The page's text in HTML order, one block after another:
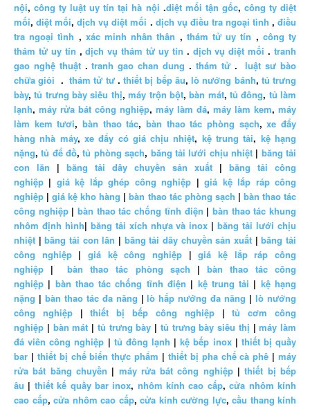
nội,công ty luật uy tín tại hà nội .diệt mối tận gốc, công ty diệt
mối,diệt mối,dịch vụ diệt mối . dịch vụ điều tra ngoại tình ,điều
tra ngoại tình , xác minh nhân thân , thám tử uy tín , công ty
thám tử uy tín ,dịch vụ thám tử uy tín . dịch vụ diệt mối .tranh
gao nghệ thuật.tranh gao chan dung . thám tử.luật sư bào
chữa giỏi .thám tử tư.thiết bị bếp âu,lò nướng bánh, tủ trưng
bày,tủ trưng bày siêu thị,máy trộn bột,bàn mát, tủ đông, tủ làm
lạnh, máy rửa bát công nghiệp, máy làm đá, máy làm kem, máy
làm kem tươi,bàn thao tác,bàn thao tác phòng sạch,xe đẩy
hàng nhà máy, xe đẩy có giá chịu nhiệt, kệ trung tải, kệ hạng
nặng,tủ để đồ,tủ phòng sạch, băng tải lưới chịu nhiệt| băng tải
con lăn | băng tải dây chuyền sản xuất | băng tải công
nghiệp | giá kệ lắp ghép công nghiệp |giá kệ lắp ráp công
nghiệp |giá kệ kho hàng |bàn thao tác phòng sạch | bàn thao tác
công nghiệp|bàn thao tác chống tĩnh điện | bàn thao tác khung
nhôm định hình| băng tải xích nhựa và inox |băng tải lưới chịu
nhiệt |băng tải con lăn | băng tải dây chuyền sản xuất |băng tải
công nghiệp|giá kệ công nghiệp |giá kệ lắp ráp công
nghiệp |bàn thao tác phòng sạch | bàn thao tác công
nghiệp | bàn thao tác chống tĩnh điện | kệ trung tải | kệ hạng
nặng | bàn thao tác đa năng |lò hấp nướng đa năng |lò nướng
công nghiệp|thiết bị bếp công nghiệp|tủ cơm công
nghiệp | bàn mát | tủ trưng bày | tủ trưng bày siêu thị |máy làm
đá viên công nghiệp | tủ đông lạnh |kệ bếp inox| thiết bị quầy
bar | thiết bị chế biến thực phẩm | thiết bị pha chế cà phê | máy
rửa bát băng chuyền | máy rửa bát công nghiệp|thiết bị bếp
âu | thiết kế quầy bar inox, nhôm kính cao cấp,cửa nhôm kính
cao cấp, cửa nhôm cao cấp, cửa kính cường lực, cầu thang kính